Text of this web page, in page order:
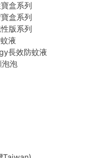
盒系列
盒系列
版系列
液
長效防蚊液
泡